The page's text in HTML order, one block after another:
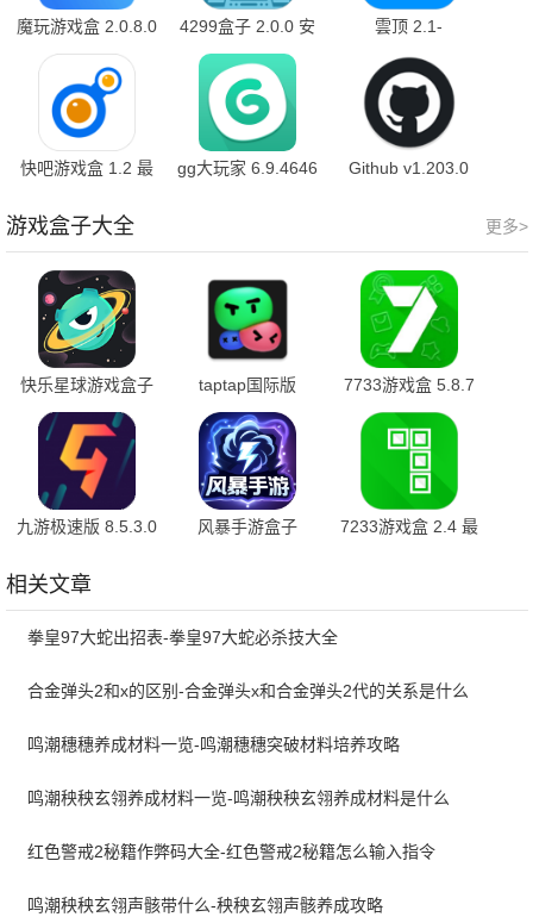
魔玩游戏盒 2.0.8.0
安卓版
4299盒子 2.0.0 安
卓版
雲顶 2.1-
卓版
快吧游戏盒 1.2 最
gg大玩家 6.9.4646
Github v1.203.0
更多>
游戏盒子大全
快乐星球游戏盒子
1.2.14 安卓版
taptap国际版
3.54.1 安卓版
7733游戏盒 5.8.7
最新版
九游极速版 8.5.3.0
风暴手游盒子
7233游戏盒 2.4 最
相关文章
拳皇97大蛇出招表-拳皇97大蛇必杀技大全
合金弹头2和x的区别-合金弹头x和合金弹头2代的关系是什么
鸣潮穗穗养成材料一览-鸣潮穗穗突破材料培养攻略
鸣潮秧秧玄翎养成材料一览-鸣潮秧秧玄翎养成材料是什么
红色警戒2秘籍作弊码大全-红色警戒2秘籍怎么输入指令
鸣潮秧秧玄翎声骸带什么-秧秧玄翎声骸养成攻略